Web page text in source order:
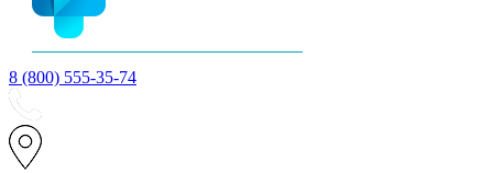
8 (800) 555-35-74